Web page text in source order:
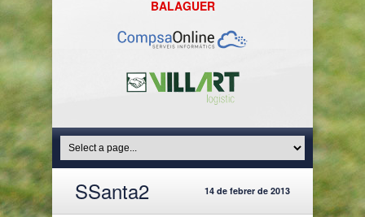
BALAGUER
SSanta2 14 de febrer de 2013